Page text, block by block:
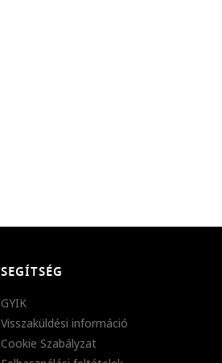
SEGÍTSÉG
GYIK
Visszaküldési információ
Cookie Szabályzat